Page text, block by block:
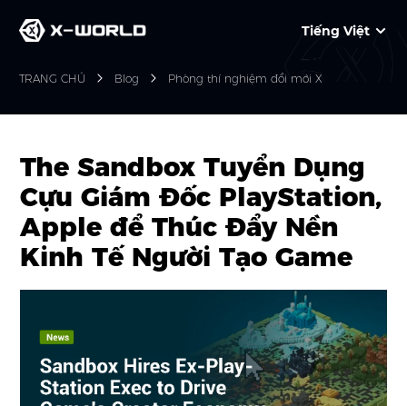
Tiếng Việt
TRANG CHỦ Blog Phòng thí nghiệm đổi mới X
The Sandbox Tuyển Dụng
Cựu Giám Đốc PlayStation,
Apple để Thúc Đẩy Nền
Kinh Tế Người Tạo Game